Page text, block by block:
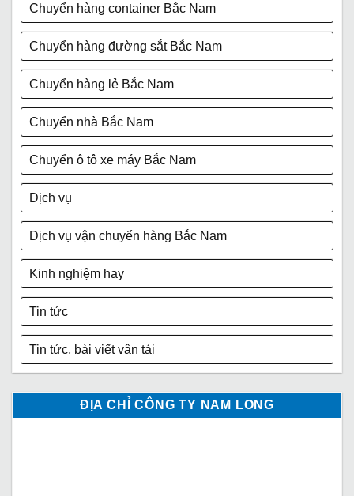
Chuyển hàng container Bắc Nam
Chuyển hàng đường sắt Bắc Nam
Chuyển hàng lẻ Bắc Nam
Chuyển nhà Bắc Nam
Chuyển ô tô xe máy Bắc Nam
Dịch vụ
Dịch vụ vận chuyển hàng Bắc Nam
Kinh nghiệm hay
Tin tức
Tin tức, bài viết vận tải
ĐỊA CHỈ CÔNG TY NAM LONG